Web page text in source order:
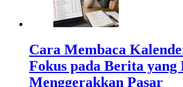
Cara Membaca
Fokus pada Berita yang
Menggerakkan Pasar